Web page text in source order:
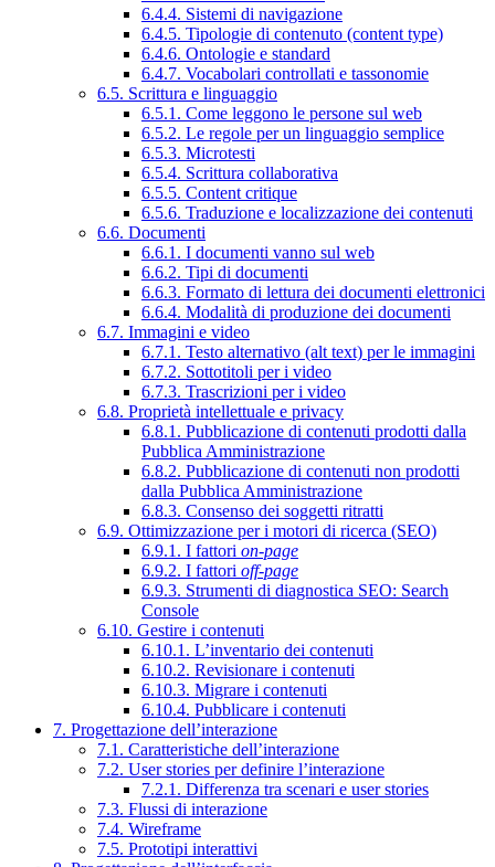
6.4.4. Sistemi di navigazione
6.4.5. Tipologie di contenuto (content type)
6.4.6. Ontologie e standard
6.4.7. Vocabolari controllati e tassonomie
6.5. Scrittura e linguaggio
6.5.1. Come leggono le persone sul web
6.5.2. Le regole per un linguaggio semplice
6.5.3. Microtesti
6.5.4. Scrittura collaborativa
6.5.5. Content critique
6.5.6. Traduzione e localizzazione dei contenuti
6.6. Documenti
6.6.1. I documenti vanno sul web
6.6.2. Tipi di documenti
6.6.3. Formato di lettura dei documenti elettronici
6.6.4. Modalità di produzione dei documenti
6.7. Immagini e video
6.7.1. Testo alternativo (alt text) per le immagini
6.7.2. Sottotitoli per i video
6.7.3. Trascrizioni per i video
6.8. Proprietà intellettuale e privacy
6.8.1. Pubblicazione di contenuti prodotti dalla
Pubblica Amministrazione
6.8.2. Pubblicazione di contenuti non prodotti
dalla Pubblica Amministrazione
6.8.3. Consenso dei soggetti ritratti
6.9. Ottimizzazione per i motori di ricerca (SEO)
6.9.1. I fattori on-page
6.9.2. I fattori off-page
6.9.3. Strumenti di diagnostica SEO: Search
Console
6.10. Gestire i contenuti
6.10.1. L’inventario dei contenuti
6.10.2. Revisionare i contenuti
6.10.3. Migrare i contenuti
6.10.4. Pubblicare i contenuti
7. Progettazione dell’interazione
7.1. Caratteristiche dell’interazione
7.2. User stories per definire l’interazione
7.2.1. Differenza tra scenari e user stories
7.3. Flussi di interazione
7.4. Wireframe
7.5. Prototipi interattivi